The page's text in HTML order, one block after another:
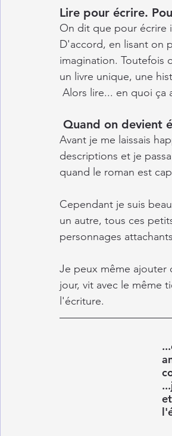
Lire pour écrire.
On dit que pour écrire
D'accord, en lisant on
imagination. Toutefois
un livre unique, une
Alors lire... en quoi ça
Quand on devient
Avant je me laissais
descriptions et je
quand le roman est
Cependant je suis
un autre, tous ces
personnages
Je peux même ajouter
jour, vit avec le même
l'écriture.